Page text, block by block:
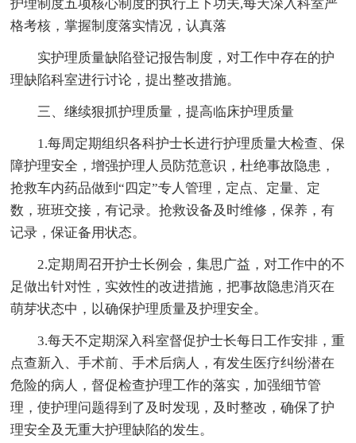
护理制度五项核心制度的执行上下功夫,每天深入科室严
格考核，掌握制度落实情况，认真落
实护理质量缺陷登记报告制度，对工作中存在的护
理缺陷科室进行讨论，提出整改措施。
三、继续狠抓护理质量，提高临床护理质量
1.每周定期组织各科护士长进行护理质量大检查、保
障护理安全，增强护理人员防范意识，杜绝事故隐患，
抢救车内药品做到“四定”专人管理，定点、定量、定
数，班班交接，有记录。抢救设备及时维修，保养，有
记录，保证备用状态。
2.定期周召开护士长例会，集思广益，对工作中的不
足做出针对性，实效性的改进措施，把事故隐患消灭在
萌芽状态中，以确保护理质量及护理安全。
3.每天不定期深入科室督促护士长每日工作安排，重
点查新入、手术前、手术后病人，有发生医疗纠纷潜在
危险的病人，督促检查护理工作的落实，加强细节管
理，使护理问题得到了及时发现，及时整改，确保了护
理安全及无重大护理缺陷的发生。